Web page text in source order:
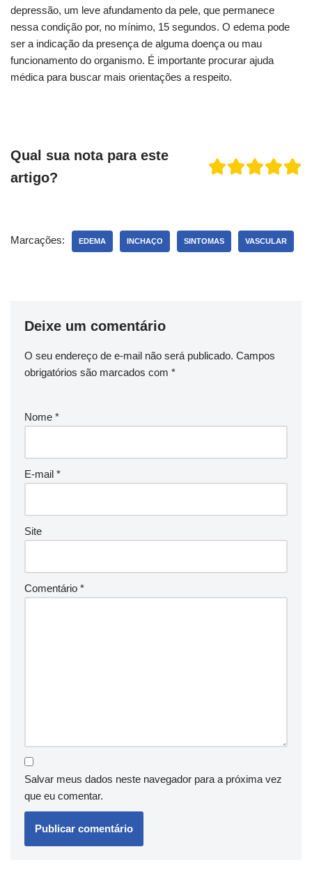
depressão, um leve afundamento da pele, que permanece
nessa condição por, no mínimo, 15 segundos. O edema pode
ser a indicação da presença de alguma doença ou mau
funcionamento do organismo. É importante procurar ajuda
médica para buscar mais orientações a respeito.
Qual sua nota para este
artigo?
Marcações: EDEMA INCHAÇO SINTOMAS VASCULAR
Deixe um comentário
O seu endereço de e-mail não será publicado. Campos
obrigatórios são marcados com *
Nome *
E-mail *
Site
Comentário *
Salvar meus dados neste navegador para a próxima vez
que eu comentar.